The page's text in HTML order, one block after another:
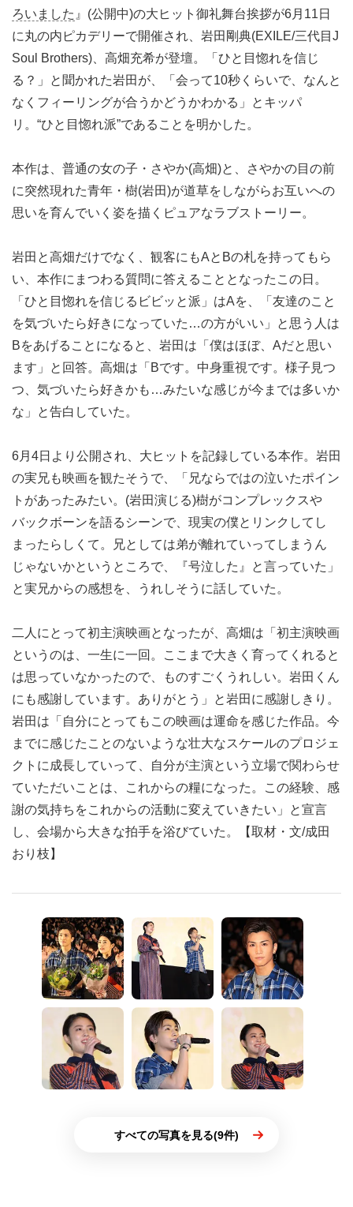
ろいました 』(公開中)の大ヒット御礼舞台挨拶が6月11日
に丸の内ピカデリーで開催され、岩田剛典(EXILE/三代目J
Soul Brothers)、高畑充希が登壇。「ひと目惚れを信じ
る？」と聞かれた岩田が、「会って10秒くらいで、なんと
なくフィーリングが合うかどうかわかる」とキッパ
リ。“ひと目惚れ派”であることを明かした。
本作は、普通の女の子・さやか(高畑)と、さやかの目の前
に突然現れた青年・樹(岩田)が道草をしながらお互いへの
思いを育んでいく姿を描くピュアなラブストーリー。
岩田と高畑だけでなく、観客にもAとBの札を持ってもら
い、本作にまつわる質問に答えることとなったこの日。
「ひと目惚れを信じるビビッと派」はAを、「友達のこと
を気づいたら好きになっていた…の方がいい」と思う人は
Bをあげることになると、岩田は「僕はほぼ、Aだと思い
ます」と回答。高畑は「Bです。中身重視です。様子見つ
つ、気づいたら好きかも…みたいな感じが今までは多いか
な」と告白していた。
6月4日より公開され、大ヒットを記録している本作。岩田
の実兄も映画を観たそうで、「兄ならではの泣いたポイン
トがあったみたい。(岩田演じる)樹がコンプレックスや
バックボーンを語るシーンで、現実の僕とリンクしてし
まったらしくて。兄としては弟が離れていってしまうん
じゃないかというところで、『号泣した』と言っていた」
と実兄からの感想を、うれしそうに話していた。
二人にとって初主演映画となったが、高畑は「初主演映画
というのは、一生に一回。ここまで大きく育ってくれると
は思っていなかったので、ものすごくうれしい。岩田くん
にも感謝しています。ありがとう」と岩田に感謝しきり。
岩田は「自分にとってもこの映画は運命を感じた作品。今
までに感じたことのないような壮大なスケールのプロジェ
クトに成長していって、自分が主演という立場で関わらせ
ていただいことは、これからの糧になった。この経験、感
謝の気持ちをこれからの活動に変えていきたい」と宣言
し、会場から大きな拍手を浴びていた。【取材・文/成田
おり枝】
すべての写真を見る(9件)